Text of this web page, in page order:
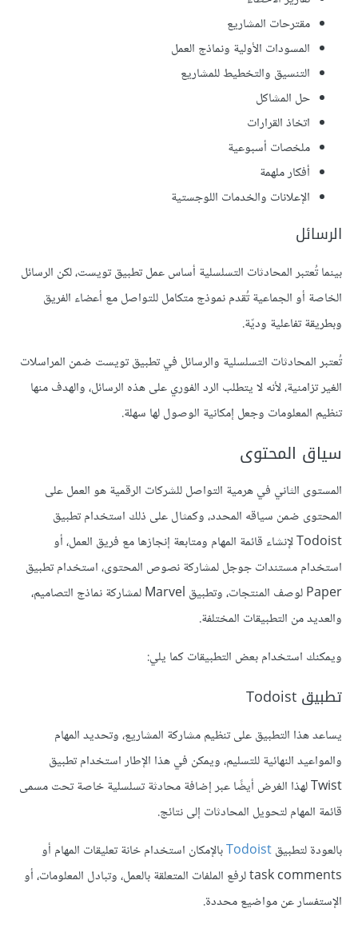
مقترحات المشاريع
المسودات الأولية ونماذج العمل
التنسيق والتخطيط للمشاريع
حل المشاكل
اتخاذ القرارات
ملخصات أسبوعية
أفكار ملهمة
الإعلانات والخدمات اللوجستية
الرسائل
بينما تُعتبر المحادثات التسلسلية أساس عمل تطبيق تويست، لكن الرسائل
الخاصة أو الجماعية تُقدم نموذج متكامل للتواصل مع أعضاء الفريق
وبطريقة تفاعلية وديّة.
تُعتبر المحادثات التسلسلية والرسائل في تطبيق تويست ضمن المراسلات
الغير تزامنية، لأنه لا يتطلب الرد الفوري على هذه الرسائل، والهدف منها
تنظيم المعلومات وجعل إمكانية الوصول لها سهلة.
سياق المحتوى
المستوى الثاني في هرمية التواصل للشركات الرقمية هو العمل على
المحتوى ضمن سياقه المحدد، وكمثال على ذلك استخدام تطبيق
Todoist لإنشاء قائمة المهام ومتابعة إنجازها مع فريق العمل، أو
استخدام مستندات جوجل لمشاركة نصوص المحتوى، استخدام تطبيق
Paper لوصف المنتجات، وتطبيق Marvel لمشاركة نماذج التصاميم،
والعديد من التطبيقات المختلفة.
ويمكنك استخدام بعض التطبيقات كما يلي:
تطبيق Todoist
يساعد هذا التطبيق على تنظيم مشاركة المشاريع، وتحديد المهام
والمواعيد النهائية للتسليم، ويمكن في هذا الإطار استخدام تطبيق
Twist لهذا الغرض أيضًا عبر إضافة محادثة تسلسلية خاصة تحت مسمى
قائمة المهام لتحويل المحادثات إلى نتائج.
بالعودة لتطبيقTodoistبالإمكان استخدام خانة تعليقات المهام أو
task comments لرفع الملفات المتعلقة بالعمل، وتبادل المعلومات، أو
الإستفسار عن مواضيع محددة.